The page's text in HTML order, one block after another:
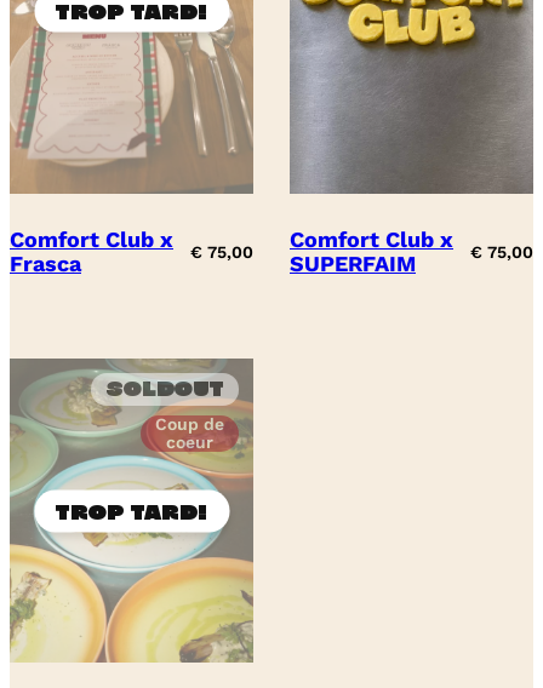
Comfort Club x
Frasca
€ 75,00
Comfort Club x
SUPERFAIM
€ 75,00
Soldout
Coup de
coeur